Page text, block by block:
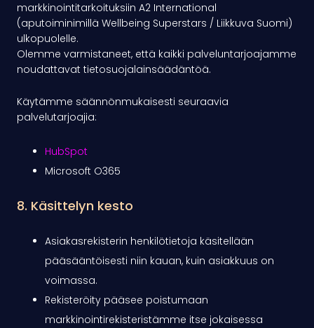
markkinointitarkoituksiin A2 International
(aputoiminimillä Wellbeing Superstars / Liikkuva Suomi)
ulkopuolelle.
Olemme varmistaneet, että kaikki palveluntarjoajamme
noudattavat tietosuojalainsäädäntöä.
Käytämme säännönmukaisesti seuraavia
palvelutarjoajia:
HubSpot
Microsoft O365
8. Käsittelyn kesto
Asiakasrekisterin henkilötietoja käsitellään
pääsääntöisesti niin kauan, kuin asiakkuus on
voimassa.
Rekisteröity pääsee poistumaan
markkinointirekisteristämme itse jokaisessa